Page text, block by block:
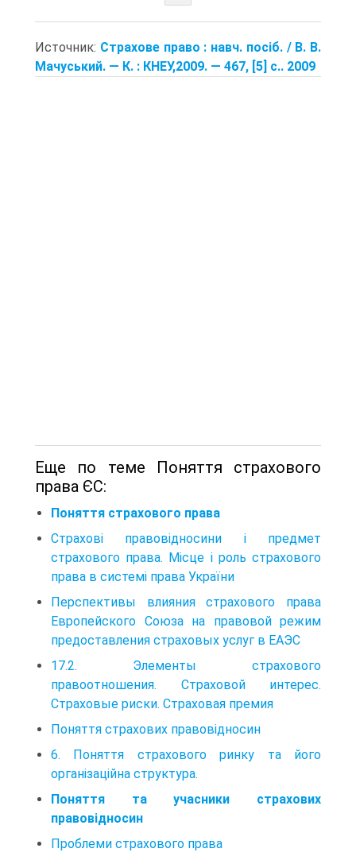
Источник: Страхове право : навч. посіб. / В. В.
Мачуський. — К. : КНЕУ,2009. — 467, [5] с.. 2009
Еще по теме Поняття страхового
права ЄС:
Поняття страхового права
Страхові правовідносини і предмет
страхового права. Місце і роль страхового
права в системі права України
Перспективы влияния страхового права
Европейского Союза на правовой режим
предоставления страховых услуг в ЕАЭС
17.2. Элементы страхового
правоотношения. Страховой интерес.
Страховые риски. Страховая премия
Поняття страхових правовідносин
6. Поняття страхового ринку та його
організаційна структура.
Поняття та учасники страхових
правовідносин
Проблеми страхового права